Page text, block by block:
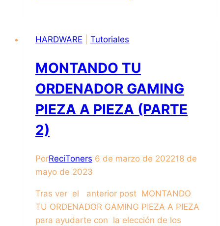
HARDWARE Tutoriales
MONTANDO TU
ORDENADOR GAMING
PIEZA A PIEZA (PARTE
2)
PorReciToners 6 de marzo de 202218 de
mayo de 2023
Tras ver el anterior post MONTANDO
TU ORDENADOR GAMING PIEZA A PIEZA
para ayudarte con la elección de los